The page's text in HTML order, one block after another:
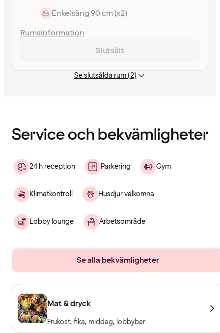
Enkelsäng 90 cm (x2)
Rumsinformation
Slutsålt
Se slutsålda rum (2)
Service och bekvämligheter
24 h reception Parkering Gym
Klimatkontroll Husdjur välkomna
Lobby lounge Arbetsområde
Se alla bekvämligheter
Mat & dryck
Frukost, fika, middag, lobbybar